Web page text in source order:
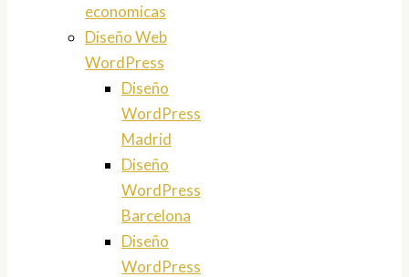
economicas
Diseño Web
WordPress
Diseño
WordPress
Madrid
Diseño
WordPress
Barcelona
Diseño
WordPress